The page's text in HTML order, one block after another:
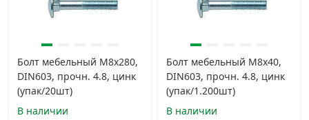
Болт мебельный М8х280,
DIN603, прочн. 4.8, цинк
(упак/20шт)
В наличии
Болт мебельный М8х40,
DIN603, прочн. 4.8, цинк
(упак/1.200шт)
В наличии